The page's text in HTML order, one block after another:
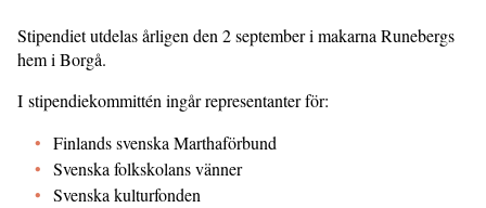
Stipendiet utdelas årligen den 2 september i makarna Runebergs
hem i Borgå.
I stipendiekommittén ingår representanter för:
Finlands svenska Marthaförbund
Svenska folkskolans vänner
Svenska kulturfonden